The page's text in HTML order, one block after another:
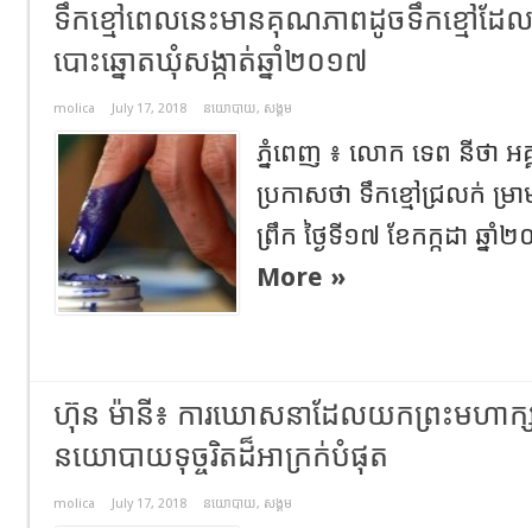
ទឹកខ្មៅពេលនេះមានគុណភាពដូចទឹកខ្មៅដែលប្
បោះឆ្នោតឃុំសង្កាត់ឆ្នាំ២០១៧
molica July 17, 2018 នយោបាយ, សង្គម
ភ្នំពេញ ៖ លោក ទេព នីថា អ
ប្រកាសថា ទឹកខ្មៅជ្រលក់ ម្
ព្រឹក ថ្ងៃទី១៧ ខែកក្កដា ឆ្ន
More »
ហ៊ុន ម៉ានី៖ ការឃោសនាដែលយកព្រះមហាក្ស
នយោបាយទុច្ចរិតដ៏អាក្រក់បំផុត
molica July 17, 2018 នយោបាយ, សង្គម